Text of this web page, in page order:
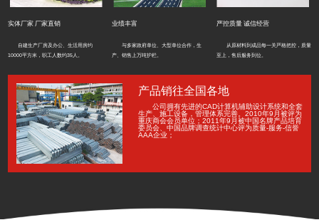
实体厂家 厂家直销
自建生产厂房及办公、生活用房约
10000平方米，职工人数约35人。
业绩丰富
与多家政府单位、大型单位合作，生
产、销售上万吨护栏。
严控质量 诚信经营
从原材料到成品每一关严格把控，质量
至上，售后服务到位。
产品销往全国各地
公司拥有先进的CAD计算机辅助设计系统和全套
生产、施工设备，管理体系完善。2010年9月被评为
重庆商会会员单位；2011年9月被中国名牌产品培育
委员会、中国品牌调查统计中心评为质量-服务-信誉
AAA企业；